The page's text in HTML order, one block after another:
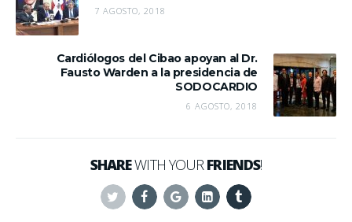
7 AGOSTO, 2018
Cardiólogos del Cibao apoyan al Dr.
Fausto Warden a la presidencia de
SODOCARDIO
6 AGOSTO, 2018
SHAREWITH YOURFRIENDS!